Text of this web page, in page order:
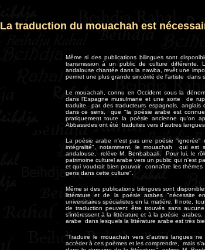
La traduction du mouachah est
Même si des publications bilingues sont
transmission à un public de culture différente.
andalouse chantée dans la nawba, revêt une
permet une plus grande sincérité de l'artiste dans
Le mouachah, connu en Occident sous la
dans l'Espagne musulmane et une sorte de
traduite par des traducteurs espagnols, anglais
dans ce sens, que "la poésie arabe est
pratiquement toute la poésie ancienne qu'on
Abbassides ont été traduites vers d'autres
La poésie arabe n'est pas une poésie "ignorée"
intégralité", notamment, le mouachah qui est
andalouse, relève M. Benbabaali. Pour lui, le
patrimoine culturel arabe vers un public qui n'est
et qui voudrait bien pouvoir connaître les
gens dans cette culture".
Même si des publications bilingues sont
littérature et de la poésie arabes "nécessite
universitaires spécialistes en la matière. Il note,
de traduction peuvent être trouvés sans
s'intéressent à la littérature et à la poésie
arabe dans lesquels la littérature arabe est très
"Traduire le mouachah vers d'autres langues
accéder à ces poèmes et les comprendre, mais